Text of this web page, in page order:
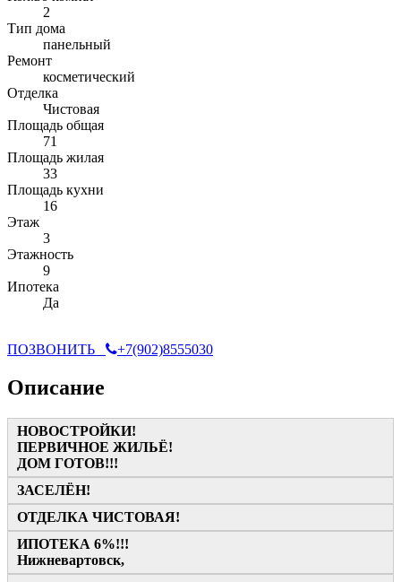
2
Тип дома
панельный
Ремонт
косметический
Отделка
Чистовая
Площадь общая
71
Площадь жилая
33
Площадь кухни
16
Этаж
3
Этажность
9
Ипотека
Да
ПОЗВОНИТЬ +7(902)8555030
Описание
НОВОСТРОЙКИ!
ПЕРВИЧНОЕ ЖИЛЬЁ!
ДОМ ГОТОВ!!!
ЗАСЕЛЁН!
ОТДЕЛКА ЧИСТОВАЯ!
ИПОТЕКА 6%!!!
Нижневартовск,